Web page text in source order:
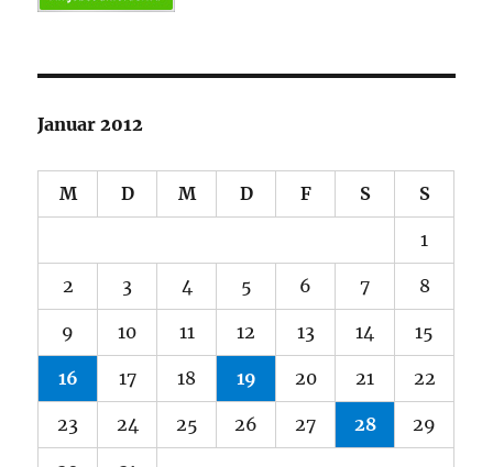
Januar 2012
M D M D F S S
1
2 3 4 5 6 7 8
9 10 11 12 13 14 15
16 17 18 19 20 21 22
23 24 25 26 27 28 29